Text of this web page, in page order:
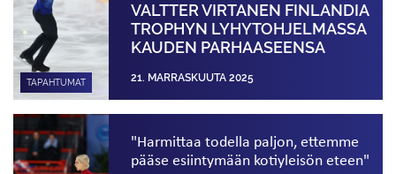
TAPAHTUMAT
VALTTER VIRTANEN FINLANDIA
TROPHYN LYHYT­OHJELMASSA
KAUDEN PARHAASEENSA
21. MARRASKUUTA 2025
"Harmittaa todella paljon, ettemme
pääse esiintymään kotiyleisön eteen"